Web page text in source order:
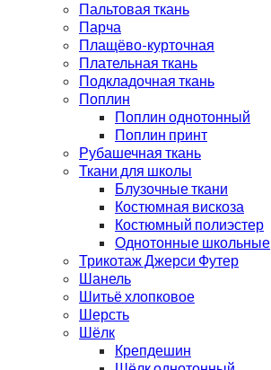
Пальтовая ткань
Парча
Плащёво-курточная
Плательная ткань
Подкладочная ткань
Поплин
Поплин однотонный
Поплин принт
Рубашечная ткань
Ткани для школы
Блузочные ткани
Костюмная вискоза
Костюмный полиэстер
Однотонные школьные
Трикотаж Джерси Футер
Шанель
Шитьё хлопковое
Шерсть
Шёлк
Крепдешин